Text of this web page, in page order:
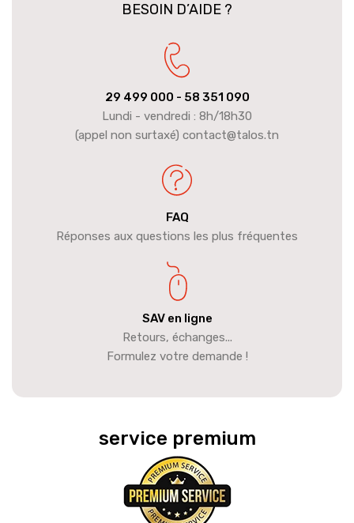
BESOIN D’AIDE ?
29 499 000 - 58 351 090
Lundi - vendredi : 8h/18h30
(appel non surtaxé) contact@talos.tn
FAQ
Réponses aux questions les plus fréquentes
SAV en ligne
Retours, échanges...
Formulez votre demande !
service premium